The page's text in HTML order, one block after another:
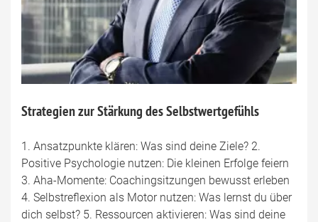
Strategien zur Stärkung des Selbstwertgefühls
1. Ansatzpunkte klären: Was sind deine Ziele? 2.
Positive Psychologie nutzen: Die kleinen Erfolge feiern
3. Aha-Momente: Coachingsitzungen bewusst erleben
4. Selbstreflexion als Motor nutzen: Was lernst du über
dich selbst? 5. Ressourcen aktivieren: Was sind deine